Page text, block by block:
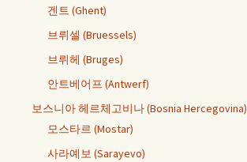
겐트 (Ghent)
브뤼셀 (Bruessels)
브뤼헤 (Bruges)
안트베어프 (Antwerf)
보스니아 헤르체고비나 (Bosnia Hercegovina)
모스타르 (Mostar)
사라예보 (Sarayevo)